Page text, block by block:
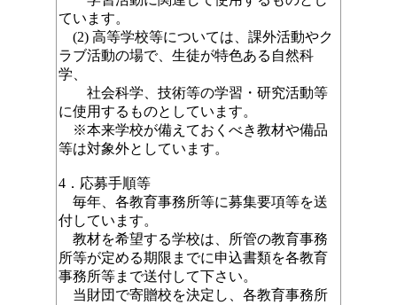
ています。
(2) 高等学校等については、課外活動やク
ラブ活動の場で、生徒が特色ある自然科
学、
社会科学、技術等の学習・研究活動等
に使用するものとしています。
※本来学校が備えておくべき教材や備品
等は対象外としています。
4．応募手順等
毎年、各教育事務所等に募集要項等を送
付しています。
教材を希望する学校は、所管の教育事務
所等が定める期限までに申込書類を各教育
事務所等まで送付して下さい。
当財団で寄贈校を決定し、各教育事務所